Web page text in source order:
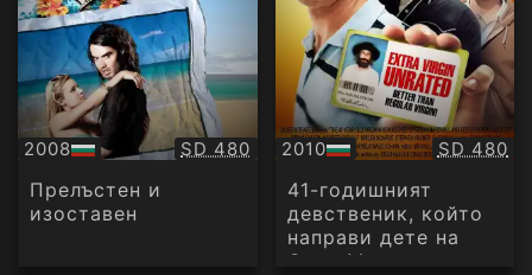
2008
БГ
аудио
Качество:
SD 480
Прелъстен и
изоставен
2010
БГ
аудио
SD 480
41-годишният
девственик, който
направи дете на
Сара Маршал и се